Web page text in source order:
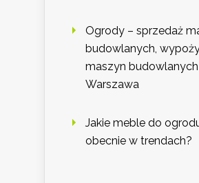
Ogrody – sprzedaż
budowlanych,
maszyn budowlanych
Warszawa
Jakie meble do
obecnie w trendach?